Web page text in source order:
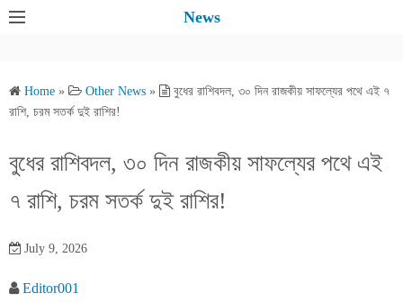
News
Home » Other News »
বুধের রাশিবদল, ৩০ দিন রাজকীয় সাফল্যের পথে এই ৭
রাশি, চরম সতর্ক দুই রাশির!
বুধের রাশিবদল, ৩০ দিন রাজকীয় সাফল্যের পথে এই
৭ রাশি, চরম সতর্ক দুই রাশির!
July 9, 2026
Editor001